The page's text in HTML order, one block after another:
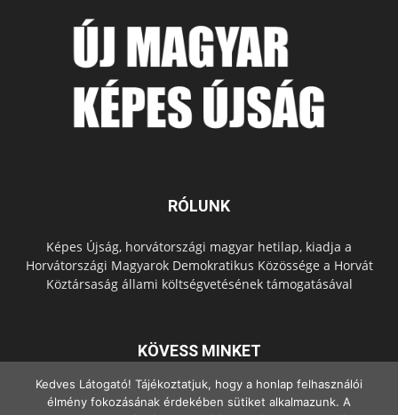
RÓLUNK
Képes Újság, horvátországi magyar hetilap, kiadja a
Horvátországi Magyarok Demokratikus Közössége a Horvát
Köztársaság állami költségvetésének támogatásával
KÖVESS MINKET
Kedves Látogató! Tájékoztatjuk, hogy a honlap felhasználói
élmény fokozásának érdekében sütiket alkalmazunk. A